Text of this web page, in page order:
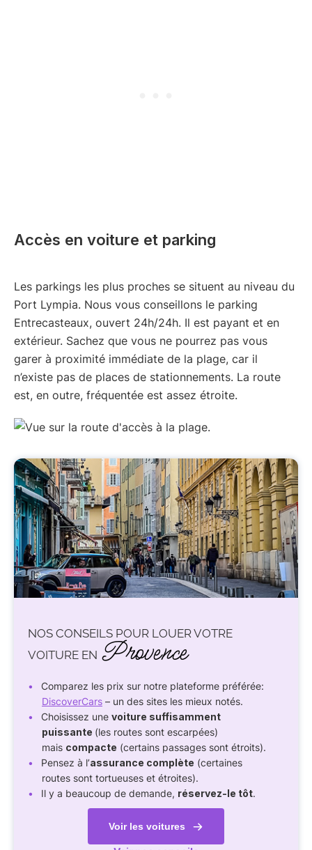
Accès en voiture et parking
Les parkings les plus proches se situent au niveau du
Port Lympia. Nous vous conseillons le parking
Entrecasteaux, ouvert 24h/24h. Il est payant et en
extérieur. Sachez que vous ne pourrez pas vous
garer à proximité immédiate de la plage, car il
n’existe pas de places de stationnements. La route
est, en outre, fréquentée est assez étroite.
NOS CONSEILS POUR LOUER VOTRE
VOITURE EN Provence
Comparez les prix sur notre plateforme préférée:
DiscoverCars – un des sites les mieux notés.
Choisissez une voiture suffisamment
puissante (les routes sont escarpées)
mais compacte (certains passages sont étroits).
Pensez à l’assurance complète (certaines
routes sont tortueuses et étroites).
Il y a beaucoup de demande, réservez-le tôt.
Voir les voitures